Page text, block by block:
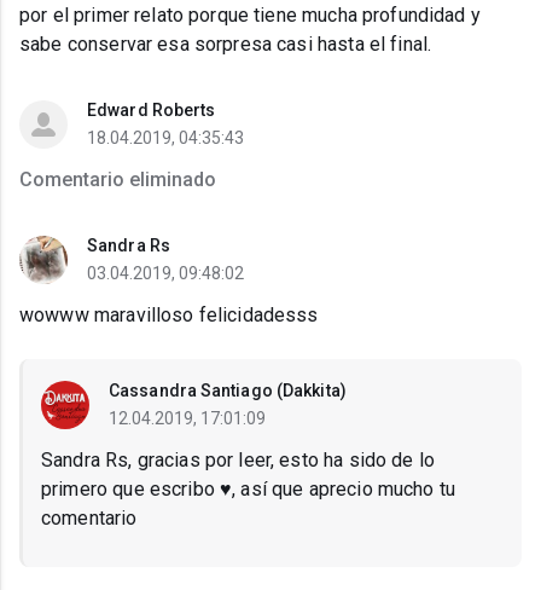
por el primer relato porque tiene mucha profundidad y
sabe conservar esa sorpresa casi hasta el final.
Edward Roberts
18.04.2019, 04:35:43
Comentario eliminado
Sandra Rs
03.04.2019, 09:48:02
wowww maravilloso felicidadesss
Cassandra Santiago (Dakkita)
12.04.2019, 17:01:09
Sandra Rs, gracias por leer, esto ha sido de lo
primero que escribo ♥️, así que aprecio mucho tu
comentario